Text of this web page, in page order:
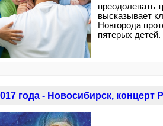
преодолевать
высказывает
Новгорода
пятерых детей.
года - Новосибирск, концерт